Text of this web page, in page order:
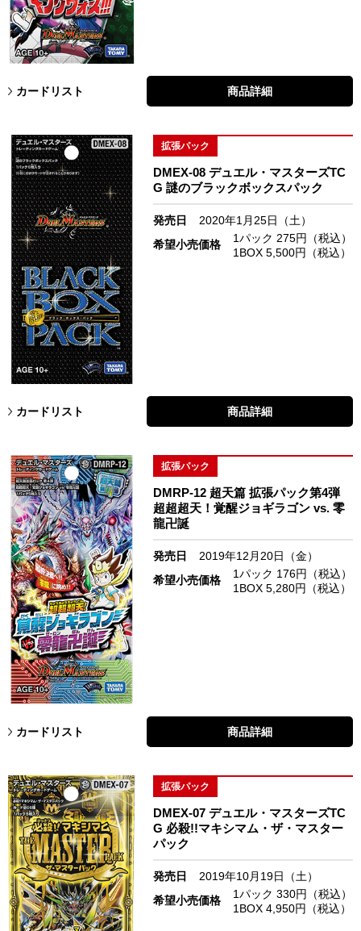
カードリスト 商品詳細
拡張パック
DMEX-08 デュエル・マスターズTC
G 謎のブラックボックスパック
発売日
2020年1月25日（土）
希望小売価格
1パック 275円（税込）
1BOX 5,500円（税込）
カードリスト 商品詳細
拡張パック
DMRP-12 超天篇 拡張パック第4弾
超超超天！覚醒ジョギラゴン vs. 零
龍卍誕
発売日
2019年12月20日（金）
希望小売価格
1パック 176円（税込）
1BOX 5,280円（税込）
カードリスト 商品詳細
拡張パック
DMEX-07 デュエル・マスターズTC
G 必殺!!マキシマム・ザ・マスター
パック
発売日
2019年10月19日（土）
希望小売価格
1パック 330円（税込）
1BOX 4,950円（税込）